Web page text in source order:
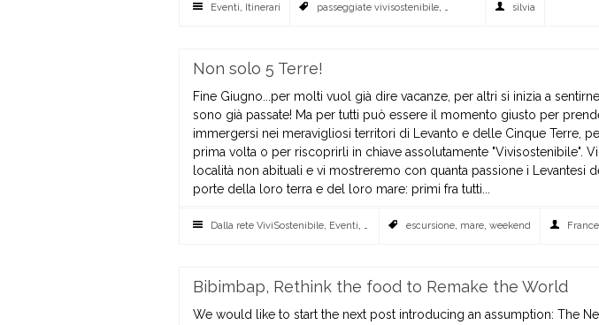
Eventi, Itinerari passeggiate vivisostenibile, piccola cassia valsamoggia
silvia
Non solo 5 Terre!
Fine Giugno...per molti vuol già dire vacanze, per altri si inizia a
sono già passate! Ma per tutti può essere il momento giusto per
immergersi nei meravigliosi territori di Levanto e delle Cinque Terre,
prima volta o per riscoprirli in chiave assolutamente "Vivisostenibile".
località non abituali e vi mostreremo con quanta passione i Levantesi
porte della loro terra e del loro mare: primi fra tutti...
Dalla rete ViviSostenibile, Eventi, Itinerari escursione, mare, weekend
Bibimbap, Rethink the food to Remake the World
We would like to start the next post introducing an assumption: The